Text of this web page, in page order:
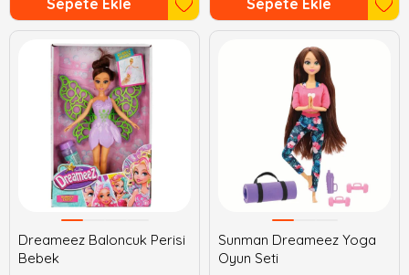
Sepete Ekle Sepete Ekle
Dreameez Baloncuk Perisi
Bebek
Sunman Dreameez Yoga
Oyun Seti